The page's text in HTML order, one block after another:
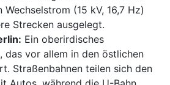
(15 kV, 16,7 Hz)
Strecken ausgelegt.
Ein oberirdisches
das vor allem in den östlichen
Straßenbahnen teilen sich den